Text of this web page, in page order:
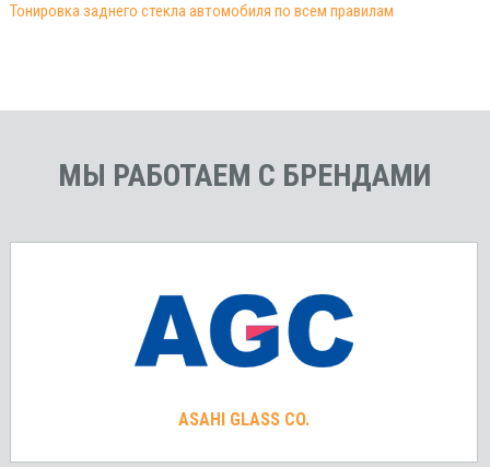
Тонировка заднего стекла автомобиля по всем правилам
МЫ РАБОТАЕМ С БРЕНДАМИ
ASAHI GLASS CO.